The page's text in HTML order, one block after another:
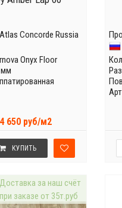
Atlas Concorde Russia
Onyx Floor
мм
650 руб/м2
КУПИТЬ
Доставка за наш счёт
при заказе от 35т.руб